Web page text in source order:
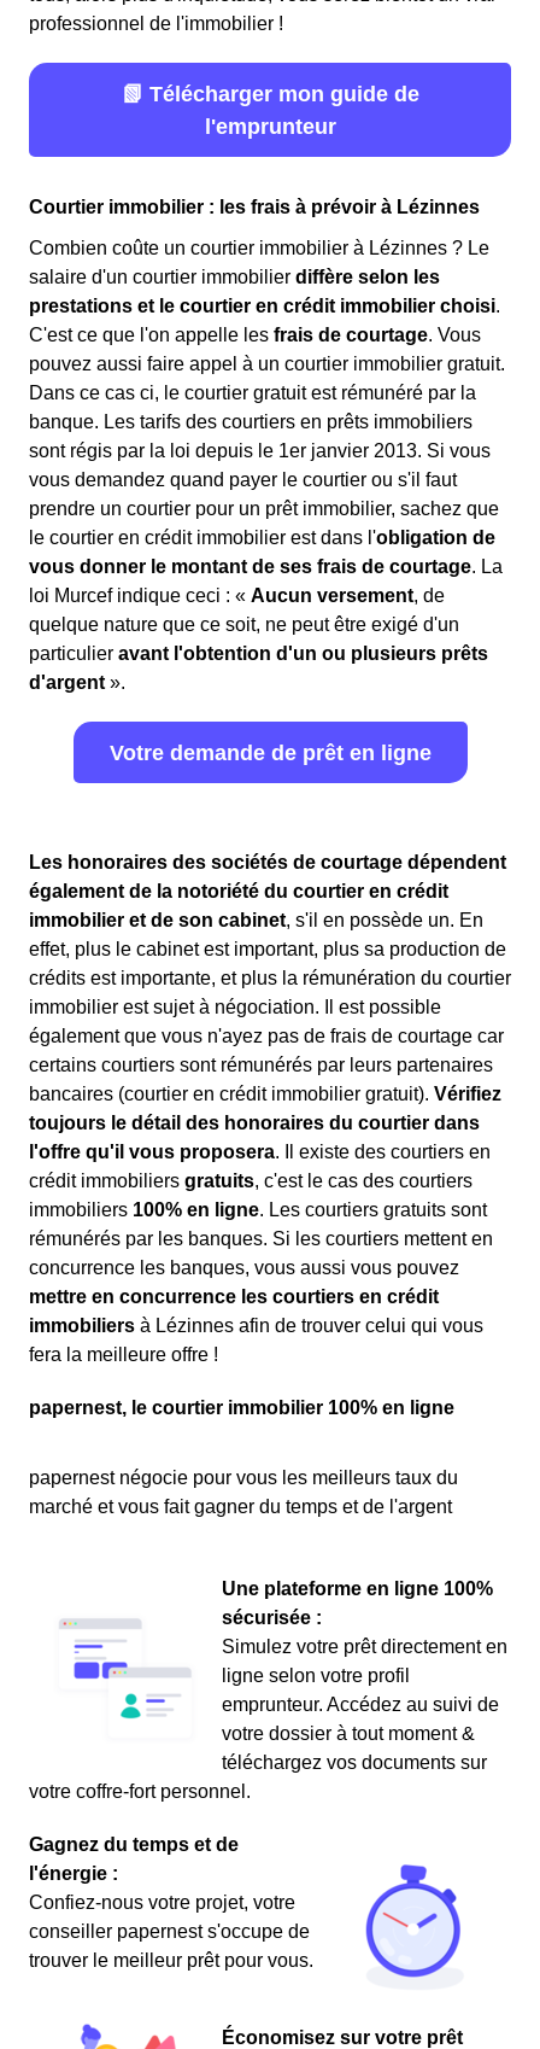
professionnel de l'immobilier !
📗 Télécharger mon guide de
l'emprunteur
Courtier immobilier : les frais à prévoir à Lézinnes
Combien coûte un courtier immobilier à Lézinnes ? Le
salaire d'un courtier immobilier diffère selon les
prestations et le courtier en crédit immobilier choisi.
C'est ce que l'on appelle les frais de courtage. Vous
pouvez aussi faire appel à un courtier immobilier gratuit.
Dans ce cas ci, le courtier gratuit est rémunéré par la
banque. Les tarifs des courtiers en prêts immobiliers
sont régis par la loi depuis le 1er janvier 2013. Si vous
vous demandez quand payer le courtier ou s'il faut
prendre un courtier pour un prêt immobilier, sachez que
le courtier en crédit immobilier est dans l'obligation de
vous donner le montant de ses frais de courtage. La
loi Murcef indique ceci : « Aucun versement, de
quelque nature que ce soit, ne peut être exigé d'un
particulier avant l'obtention d'un ou plusieurs prêts
d'argent ».
Votre demande de prêt en ligne
Les honoraires des sociétés de courtage dépendent
également de la notoriété du courtier en crédit
immobilier et de son cabinet, s'il en possède un. En
effet, plus le cabinet est important, plus sa production de
crédits est importante, et plus la rémunération du courtier
immobilier est sujet à négociation. Il est possible
également que vous n'ayez pas de frais de courtage car
certains courtiers sont rémunérés par leurs partenaires
bancaires (courtier en crédit immobilier gratuit). Vérifiez
toujours le détail des honoraires du courtier dans
l'offre qu'il vous proposera. Il existe des courtiers en
crédit immobiliers gratuits, c'est le cas des courtiers
immobiliers 100% en ligne. Les courtiers gratuits sont
rémunérés par les banques. Si les courtiers mettent en
concurrence les banques, vous aussi vous pouvez
mettre en concurrence les courtiers en crédit
immobiliers à Lézinnes afin de trouver celui qui vous
fera la meilleure offre !
papernest, le courtier immobilier 100% en ligne
papernest négocie pour vous les meilleurs taux du
marché et vous fait gagner du temps et de l'argent
Une plateforme en ligne 100%
sécurisée :
Simulez votre prêt directement en
ligne selon votre profil
emprunteur. Accédez au suivi de
votre dossier à tout moment &
téléchargez vos documents sur
votre coffre-fort personnel.
Gagnez du temps et de
l'énergie :
Confiez-nous votre projet, votre
conseiller papernest s'occupe de
trouver le meilleur prêt pour vous.
Économisez sur votre prêt